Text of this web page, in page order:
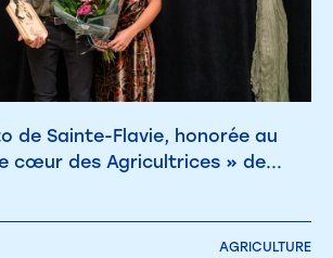
de Sainte-Flavie, honorée au
cœur des Agricultrices » de...
AGRICULTURE